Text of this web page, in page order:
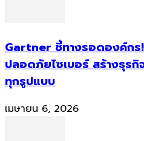
Gartner ชี้ทางรอดองค์กร!
ปลอดภัยไซเบอร์ สร้างธุร
ทุกรูปแบบ
เมษายน 6, 2026